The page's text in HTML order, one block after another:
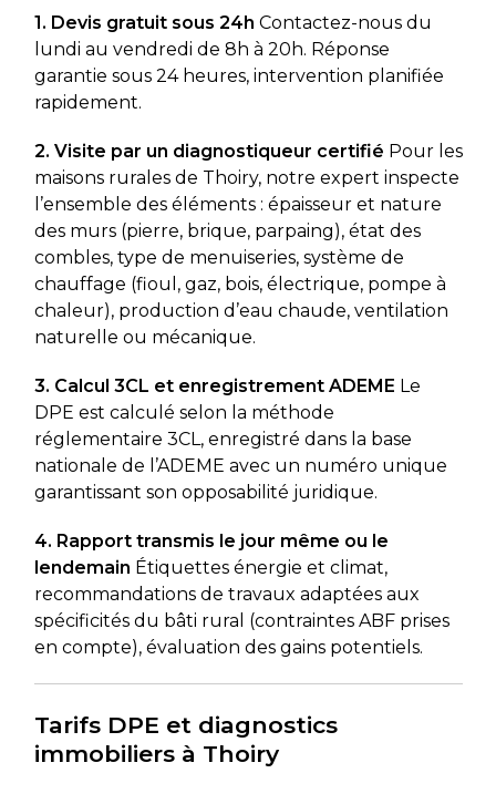
1. Devis gratuit sous 24h Contactez-nous du
lundi au vendredi de 8h à 20h. Réponse
garantie sous 24 heures, intervention planifiée
rapidement.
2. Visite par un diagnostiqueur certifié Pour les
maisons rurales de Thoiry, notre expert inspecte
l’ensemble des éléments : épaisseur et nature
des murs (pierre, brique, parpaing), état des
combles, type de menuiseries, système de
chauffage (fioul, gaz, bois, électrique, pompe à
chaleur), production d’eau chaude, ventilation
naturelle ou mécanique.
3. Calcul 3CL et enregistrement ADEME Le
DPE est calculé selon la méthode
réglementaire 3CL, enregistré dans la base
nationale de l’ADEME avec un numéro unique
garantissant son opposabilité juridique.
4. Rapport transmis le jour même ou le
lendemain Étiquettes énergie et climat,
recommandations de travaux adaptées aux
spécificités du bâti rural (contraintes ABF prises
en compte), évaluation des gains potentiels.
Tarifs DPE et diagnostics
immobiliers à Thoiry